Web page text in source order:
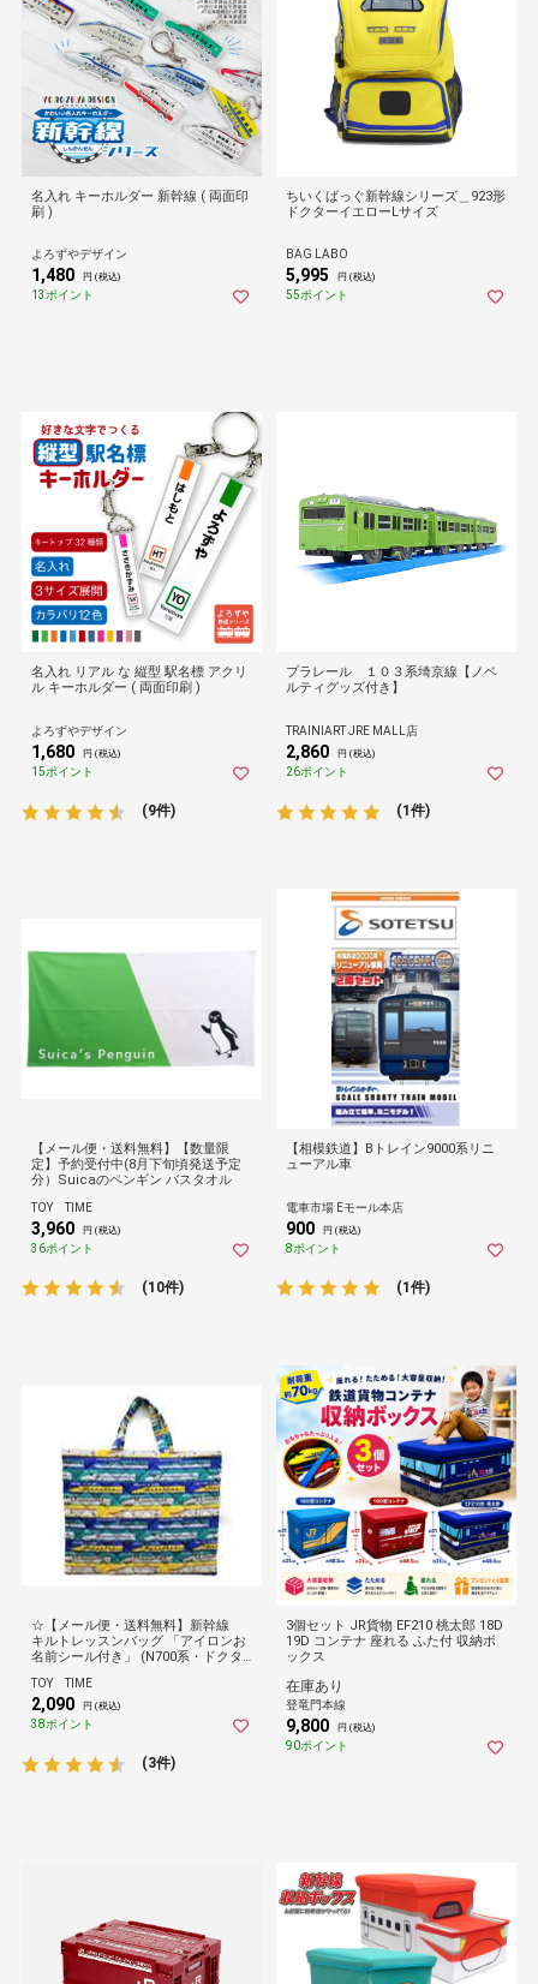
名入れ キーホルダー 新幹線 ( 両面印
刷 )
よろずやデザイン
1,480 円 (税込)
13ポイント
ちいくばっぐ新幹線シリーズ＿923形
ドクターイエローLサイズ
BAG LABO
5,995 円 (税込)
55ポイント
名入れ リアル な 縦型 駅名標 アクリ
ル キーホルダー ( 両面印刷 )
よろずやデザイン
1,680 円 (税込)
15ポイント
(9件)
プラレール １０３系埼京線【ノベ
ルティグッズ付き】
TRAINIART JRE MALL店
2,860 円 (税込)
26ポイント
(1件)
【メール便・送料無料】【数量限
定】予約受付中(8月下旬頃発送予定
分）Suicaのペンギン バスタオル
TOY TIME
3,960 円 (税込)
36ポイント
(10件)
【相模鉄道】Bトレイン9000系リニ
ューアル車
電車市場 Eモール本店
900 円 (税込)
8ポイント
(1件)
☆【メール便・送料無料】新幹線
キルトレッスンバッグ 「アイロンお
名前シール付き」 (N700系・ドクタ
まち・Ｅ７系かがやき柄
TOY TIME
2,090 円 (税込)
38ポイント
(3件)
3個セット JR貨物 EF210 桃太郎 18D
19D コンテナ 座れる ふた付 収納ボ
ックス
在庫あり
登竜門本線
9,800 円 (税込)
90ポイント